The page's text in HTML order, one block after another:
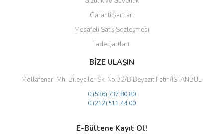
Gönder
Garanti Şartları
Mesafeli Satış Sözleşmesi
İade Şartları
BİZE ULAŞIN
Mollafenari Mh. Bileyciler Sk. No:32/B Beyazıt Fatih/İSTANBUL
0 (536) 737 80 80
0 (212) 511 44 00
E-Bültene Kayıt Ol!